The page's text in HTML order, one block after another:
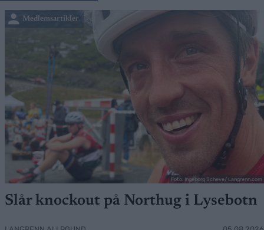
Medlemsartikler
Foto: Ingeborg Scheve/ Langrenn.com
Slår knockout på Northug i Lysebotn